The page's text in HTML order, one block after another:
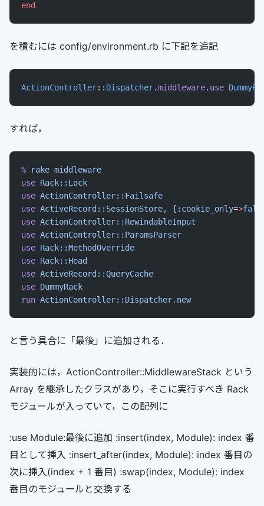
end
を積むには config/environment.rb に下記を追記
ActionController:: Dispatcher.middleware. use
すれば，
% rake middleware
use Rack::Lock
use ActionController::Failsafe
use ActiveRecord::SessionStore, {:cookie_only=>
use ActionController::RewindableInput
use ActionController::ParamsParser
use Rack::MethodOverride
use Rack::Head
use ActiveRecord::QueryCache
use DummyRack
run ActionController::Dispatcher.new
と言う具合に「最後」に追加される．
実装的には，ActionController::MiddlewareStack という
Array を継承したクラスがあり，そこに実行すべき Rack
モジュールが入っていて，この配列に
:use Module:最後に追加 :insert(index, Module): index 番
目として挿入 :insert_after(index, Module): index 番目の
次に挿入(index + 1 番目) :swap(index, Module): index
番目のモジュールと交換する